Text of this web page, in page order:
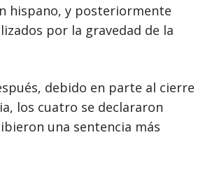
hispano, y posteriormente
por la gravedad de la
debido en parte al cierre
los cuatro se declararon
una sentencia más